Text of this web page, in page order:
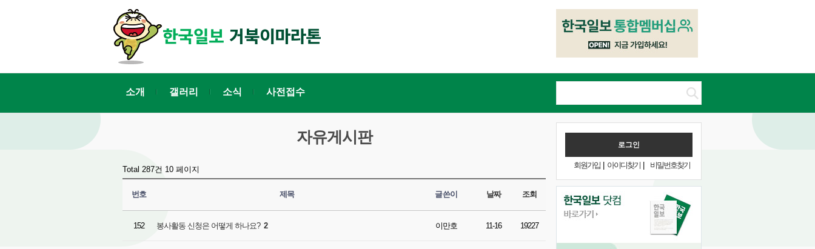
소개 갤러리 소식 사전접수
회원가입| 아이디찾기 비밀번호찾기
자유게시판
Total 287건 10 페이지
번호 제목 글쓴이 날짜 조회
152 봉사활동 신청은 어떻게 하나요? 2 이만호 11-16 19227